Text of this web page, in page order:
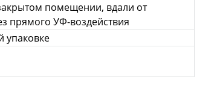
помещении, вдали от
прямого УФ-воздействия
упаковке